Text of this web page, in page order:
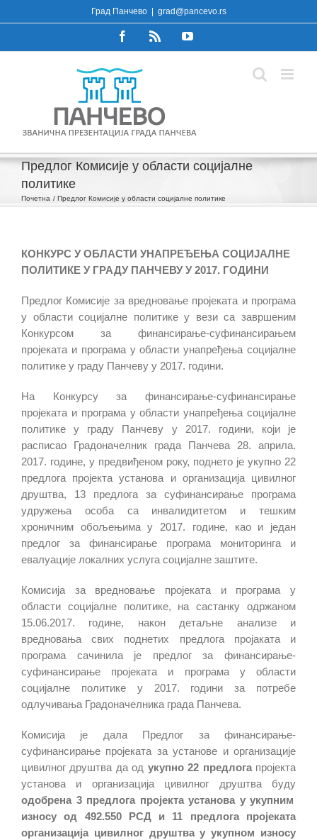
to
Град Панчево grad@pancevo.rs
FacebookRss YouTube
Предлог Комисије у области социјалне
политике
Почетна Предлог Комисије у области социјалне политике
КОНКУРС У ОБЛАСТИ УНАПРЕЂЕЊА СОЦИЈАЛНЕ
ПОЛИТИКЕ У ГРАДУ ПАНЧЕВУ У 2017. ГОДИНИ
Предлог Комисије за вредновање пројеката и програма
у области социјалне политике у вези са завршеним
Конкурсом за финансирање-суфинансирањем
пројеката и програма у области унапређења социјалне
политике у граду Панчеву у 2017. години.
На Конкурсу за финансирање-суфинансирање
пројеката и програма у области унапређења социјалне
политике у граду Панчеву у 2017. години, који је
расписао Градоначелник града Панчева 28. априла.
2017. године, у предвиђеном року, поднето је укупно 22
предлога пројекта установа и организација цивилног
друштва, 13 предлога за суфинансирање програма
удружења особа са инвалидитетом и тешким
хроничним обољењима у 2017. године, као и један
предлог за финансирање програма мониторинга и
евалуације локалних услуга социјалне заштите.
Комисија за вредновање пројеката и програма у
области социјалне политике, на састанку одржаном
15.06.2017. године, након детаљне анализе и
вредновања свих поднетих предлога пројаката и
програма сачинила је предлог за финансирање-
суфинансирање пројеката и програма у области
социјалне политике у 2017. години за потребе
одлучивања Градоначелника града Панчева.
Комисија је дала Предлог за финансирање-
суфинансирање пројеката за установе и организације
цивилног друштва да од укупно 22 предлогапројекта
установа и организација цивилног друштва буду
одобрена 3 предлога пројекта установа у укупним
износу од 492.550 РСД и 11 предлога пројеката
организација цивилног друштва у укупном износу